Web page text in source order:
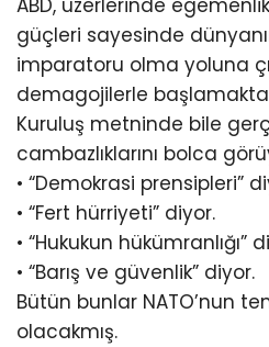
ABD, üzerlerinde
güçleri sayesinde
imparatoru olma yoluna
demagojilerle
Kuruluş metninde bile
cambazlıklarını bolca
• “Demokrasi prensipleri”
• “Fert hürriyeti” diyor.
• “Hukukun hükümranlığı”
• “Barış ve güvenlik” diyor.
Bütün bunlar NATO’nun
olacakmış.